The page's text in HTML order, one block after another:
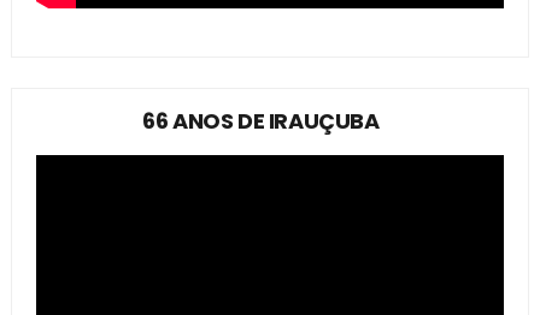
66 ANOS DE IRAUÇUBA